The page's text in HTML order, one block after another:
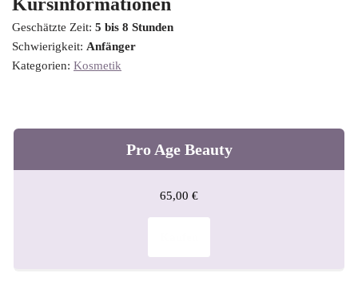
Geschätzte Zeit: 5 bis 8 Stunden
Schwierigkeit: Anfänger
Kategorien: Kosmetik
Pro Age Beauty
65,00 €